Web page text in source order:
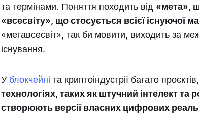
та термінами. Поняття походить від «мета»,
«всесвіту», що стосується всієї існуючої
«метавсесвіт», так би мовити, виходить за
існування.
У блокчейні та криптоіндустрії багато
технологіях, таких як штучний інтелект та
створюють версії власних цифрових